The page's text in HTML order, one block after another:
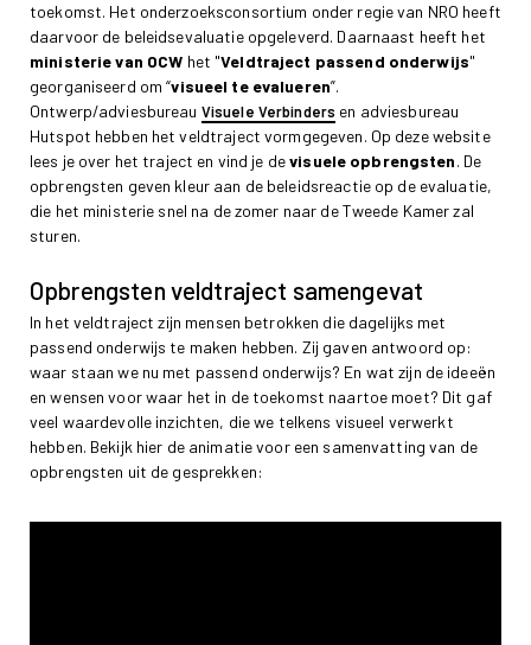
toekomst. Het onderzoeksconsortium onder regie van NRO heeft
daarvoor de beleidsevaluatie opgeleverd. Daarnaast heeft het
ministerie van OCW het "Veldtraject passend onderwijs"
georganiseerd om “visueel te evalueren”.
Ontwerp/adviesbureau Visuele Verbinders en adviesbureau
Hutspot hebben het veldtraject vormgegeven. Op deze website
lees je over het traject en vind je devisuele opbrengsten. De
opbrengsten geven kleur aan de beleidsreactie op de evaluatie,
die het ministerie snel na de zomer naar de Tweede Kamer zal
sturen.
Opbrengsten veldtraject samengevat
In het veldtraject zijn mensen betrokken die dagelijks met
passend onderwijs te maken hebben. Zij gaven antwoord op:
waar staan we nu met passend onderwijs? En wat zijn de ideeën
en wensen voor waar het in de toekomst naartoe moet? Dit gaf
veel waardevolle inzichten, die we telkens visueel verwerkt
hebben. Bekijk hier de animatie voor een samenvatting van de
opbrengsten uit de gesprekken: